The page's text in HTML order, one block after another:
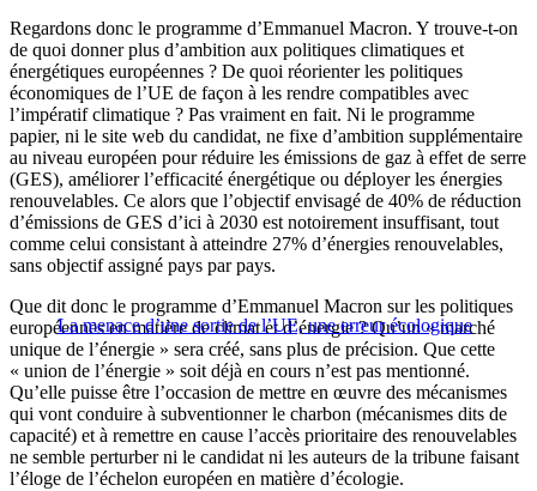
Regardons donc le programme d’Emmanuel Macron. Y trouve-t-on
de quoi donner plus d’ambition aux politiques climatiques et
énergétiques européennes ? De quoi réorienter les politiques
économiques de l’UE de façon à les rendre compatibles avec
l’impératif climatique ? Pas vraiment en fait. Ni le programme
papier, ni le site web du candidat, ne fixe d’ambition supplémentaire
au niveau européen pour réduire les émissions de gaz à effet de serre
(GES), améliorer l’efficacité énergétique ou déployer les énergies
renouvelables. Ce alors que l’objectif envisagé de 40% de réduction
d’émissions de GES d’ici à 2030 est notoirement insuffisant, tout
comme celui consistant à atteindre 27% d’énergies renouvelables,
sans objectif assigné pays par pays.
La menace d’une sortie de l’UE, une erreur écologique
Que dit donc le programme d’Emmanuel Macron sur les politiques
européennes en matière de climat et d’énergie ? Qu’un « marché
unique de l’énergie » sera créé, sans plus de précision. Que cette
« union de l’énergie » soit déjà en cours n’est pas mentionné.
Qu’elle puisse être l’occasion de mettre en œuvre des mécanismes
qui vont conduire à subventionner le charbon (mécanismes dits de
capacité) et à remettre en cause l’accès prioritaire des renouvelables
ne semble perturber ni le candidat ni les auteurs de la tribune faisant
l’éloge de l’échelon européen en matière d’écologie.